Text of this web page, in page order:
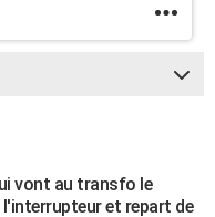
vont au transfo le
et repart de